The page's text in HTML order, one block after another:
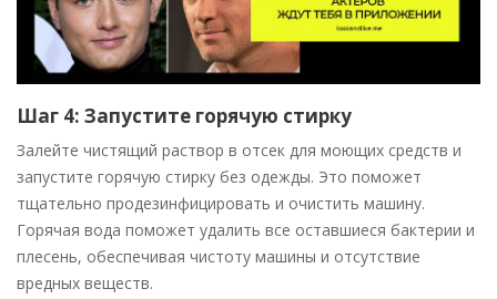
Шаг 4: Запустите горячую стирку
Залейте чистящий раствор в отсек для моющих средств и
запустите горячую стирку без одежды. Это поможет
тщательно продезинфицировать и очистить машину.
Горячая вода поможет удалить все оставшиеся бактерии и
плесень, обеспечивая чистоту машины и отсутствие
вредных веществ.